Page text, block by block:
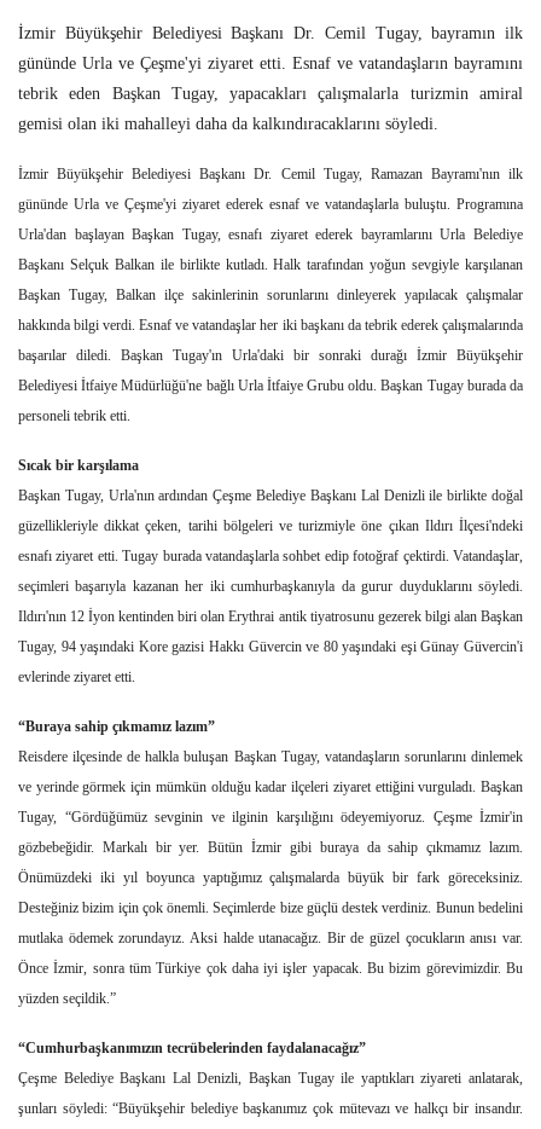
İzmir Büyükşehir Belediyesi Başkanı Dr. Cemil Tugay, bayramın ilk
gününde Urla ve Çeşme'yi ziyaret etti. Esnaf ve vatandaşların bayramını
tebrik eden Başkan Tugay, yapacakları çalışmalarla turizmin amiral
gemisi olan iki mahalleyi daha da kalkındıracaklarını söyledi.
İzmir Büyükşehir Belediyesi Başkanı Dr. Cemil Tugay, Ramazan Bayramı'nın ilk
gününde Urla ve Çeşme'yi ziyaret ederek esnaf ve vatandaşlarla buluştu. Programına
Urla'dan başlayan Başkan Tugay, esnafı ziyaret ederek bayramlarını Urla Belediye
Başkanı Selçuk Balkan ile birlikte kutladı. Halk tarafından yoğun sevgiyle karşılanan
Başkan Tugay, Balkan ilçe sakinlerinin sorunlarını dinleyerek yapılacak çalışmalar
hakkında bilgi verdi. Esnaf ve vatandaşlar her iki başkanı da tebrik ederek çalışmalarında
başarılar diledi. Başkan Tugay'ın Urla'daki bir sonraki durağı İzmir Büyükşehir
Belediyesi İtfaiye Müdürlüğü'ne bağlı Urla İtfaiye Grubu oldu. Başkan Tugay burada da
personeli tebrik etti.
Sıcak bir karşılama
Başkan Tugay, Urla'nın ardından Çeşme Belediye Başkanı Lal Denizli ile birlikte doğal
güzellikleriyle dikkat çeken, tarihi bölgeleri ve turizmiyle öne çıkan Ildırı İlçesi'ndeki
esnafı ziyaret etti. Tugay burada vatandaşlarla sohbet edip fotoğraf çektirdi. Vatandaşlar,
seçimleri başarıyla kazanan her iki cumhurbaşkanıyla da gurur duyduklarını söyledi.
Ildırı'nın 12 İyon kentinden biri olan Erythrai antik tiyatrosunu gezerek bilgi alan Başkan
Tugay, 94 yaşındaki Kore gazisi Hakkı Güvercin ve 80 yaşındaki eşi Günay Güvercin'i
evlerinde ziyaret etti.
“Buraya sahip çıkmamız lazım”
Reisdere ilçesinde de halkla buluşan Başkan Tugay, vatandaşların sorunlarını dinlemek
ve yerinde görmek için mümkün olduğu kadar ilçeleri ziyaret ettiğini vurguladı. Başkan
Tugay, “Gördüğümüz sevginin ve ilginin karşılığını ödeyemiyoruz. Çeşme İzmir'in
gözbebeğidir. Markalı bir yer. Bütün İzmir gibi buraya da sahip çıkmamız lazım.
Önümüzdeki iki yıl boyunca yaptığımız çalışmalarda büyük bir fark göreceksiniz.
Desteğiniz bizim için çok önemli. Seçimlerde bize güçlü destek verdiniz. Bunun bedelini
mutlaka ödemek zorundayız. Aksi halde utanacağız. Bir de güzel çocukların anısı var.
Önce İzmir, sonra tüm Türkiye çok daha iyi işler yapacak. Bu bizim görevimizdir. Bu
yüzden seçildik.”
“Cumhurbaşkanımızın tecrübelerinden faydalanacağız”
Çeşme Belediye Başkanı Lal Denizli, Başkan Tugay ile yaptıkları ziyareti anlatarak,
şunları söyledi: “Büyükşehir belediye başkanımız çok mütevazı ve halkçı bir insandır.